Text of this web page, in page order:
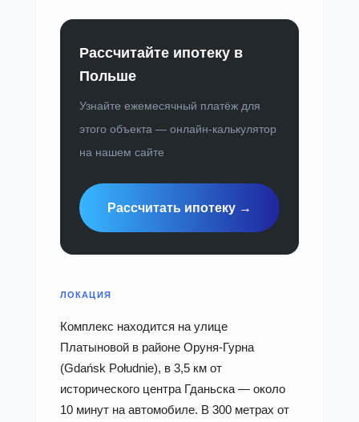
Рассчитайте ипотеку в
Польше
Узнайте ежемесячный платёж для
этого объекта — онлайн-калькулятор
на нашем сайте
Рассчитать ипотеку →
ЛОКАЦИЯ
Комплекс находится на улице
Платыновой в районе Оруня-Гурна
(Gdańsk Południe), в 3,5 км от
исторического центра Гданьска — около
10 минут на автомобиле. В 300 метрах от